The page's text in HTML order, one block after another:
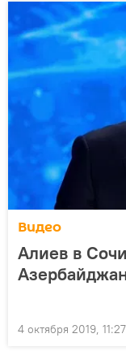
Видео
Алиев в
4 октября 2019, 11:27